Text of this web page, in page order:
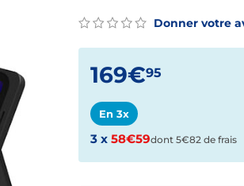
Donner votre
169€95
En 3x
3 x 58€59dont 5€82 de frais